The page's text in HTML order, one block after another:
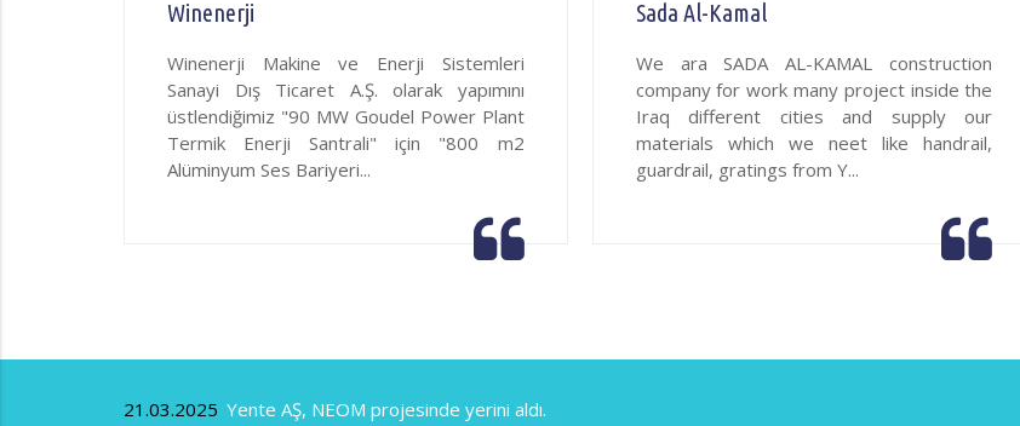
Winenerji
Winenerji Makine ve Enerji Sistemleri
Sanayi Dış Ticaret A.Ş. olarak yapımını
üstlendiğimiz "90 MW Goudel Power Plant
Termik Enerji Santrali" için "800 m2
Alüminyum Ses Bariyeri...
Sada Al-Kamal
We ara SADA AL-KAMAL construction
company for work many project inside the
Iraq different cities and supply our
materials which we neet like handrail,
guardrail, gratings from Y...
21.03.2025 Yente AŞ, NEOM projesinde yerini aldı.